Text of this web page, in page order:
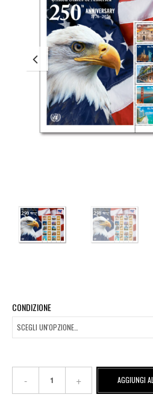
CONDIZIONE
anniversario
dell'America
AGGIUNGI AL